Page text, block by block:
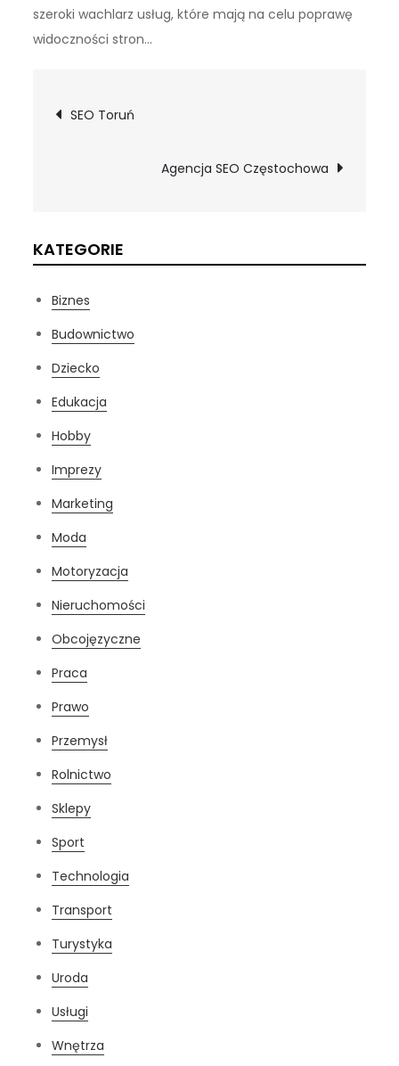
szeroki wachlarz usług, które mają na celu poprawę
widoczności stron…
Nawigacja
wpisu
SEO Toruń
Agencja SEO Częstochowa
KATEGORIE
Biznes
Budownictwo
Dziecko
Edukacja
Hobby
Imprezy
Marketing
Moda
Motoryzacja
Nieruchomości
Obcojęzyczne
Praca
Prawo
Przemysł
Rolnictwo
Sklepy
Sport
Technologia
Transport
Turystyka
Uroda
Usługi
Wnętrza